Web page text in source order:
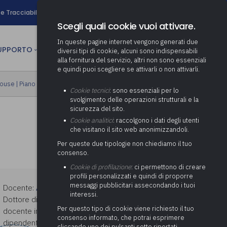
e Tracciabilità
Determinazione fondo risorse
decentrate
Pratiche previdenziali
ai comuni per l’attivazione di
(Partenariato Pubblico
Privato)
Società e organismi
adempimenti degli enti locali
Adeguamento del sistema di
gestione documentale alle
nuove linee guida sul
documento informatico
Protezione dei Dati (RPD,
altrimenti denominato Data
Protection Officer, DPO)
Supporto transizione al
digitale
Gestione IVA
Gestione IRAP
Consolidato
Relazione di fine e inizio
mandato
Supporto alla predisposizione
del Piano Economico-
Attività di supporto Gare
Energetiche (ex Legge 10/91)
Controllo Pratiche Sismiche
CULTURA person AREA RISERVATA
| Piano formativo gratuito associati
Docente: ALESSANDRO RUSSO
Dottore di ricerca in Diritto costituzionale,
docente in corsi di formazione per
dipendenti della Pubblica Amministrazione,
Scegli quali cookie vuoi attivare.
In queste pagine internet vengono generati due
diversi tipi di cookie, alcuni sono indispensabili
alla fornitura del servizio, altri non sono essenziali
e quindi puoi scegliere se attivarli o non attivarli.
Cookie tecnici: sono essenziali per lo
svolgimento delle operazioni strutturali e la
sicurezza del sito.
Cookie analitici: raccolgono i dati degli utenti
che visitano il sito web anonimizzandoli.
Per queste due tipologie non chiediamo il tuo
consenso.
Cookie di profilazione: ci permettono di creare
profili personalizzati e quindi di proporre
messaggi pubblicitari assecondando i tuoi
interessi.
Per questo tipo di cookie viene richiesto il tuo
consenso informato, che potrai esprimere